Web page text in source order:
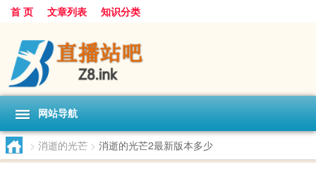
首 页 文章列表 知识分类
网站导航
> 消逝的光芒 > 消逝的光芒2最新版本多少